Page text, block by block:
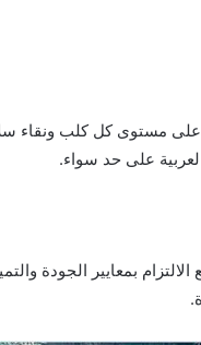
على مستوى كل كلب
على حد سواء.
بمعايير الجودة